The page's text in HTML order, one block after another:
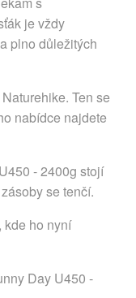
je vždy
plno důležitých
Ten se
nabídce najdete
- 2400g stojí
se tenčí.
, kde ho nyní
Day U450 -